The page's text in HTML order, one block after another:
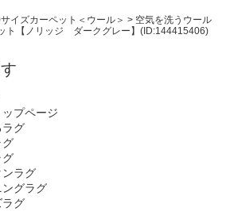
イズカーペット＜ウール＞ > 空気を洗うウール
ト【ノリッジ ダークグレー】(ID:144415406)
ップページ
ラグ
グ
グ
ンラグ
ングラグ
ラグ